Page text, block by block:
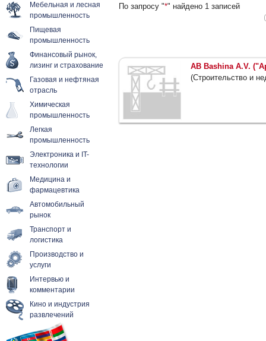
Мебельная и лесная
промышленность
Пищевая
промышленность
Финансовый рынок,
лизинг и страхование
Газовая и нефтяная
отрасль
Химическая
промышленность
Легкая
промышленность
Электроника и IT-
технологии
Медицина и
фармацевтика
Автомобильный
рынок
Транспорт и
логистика
Производство и
услуги
Интервью и
комментарии
Кино и индустрия
развлечений
По запросу "*" найдено 1 записей
AB Bashina A.V.
(Строительство и